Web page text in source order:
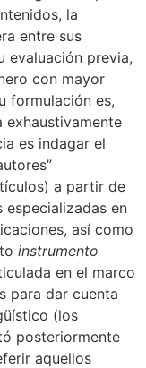
la
entre sus
evaluación previa,
con mayor
formulación es,
exhaustivamente
es indagar el
a partir de
especializadas en
así como
instrumento
en el marco
para dar cuenta
(los
posteriormente
aquellos